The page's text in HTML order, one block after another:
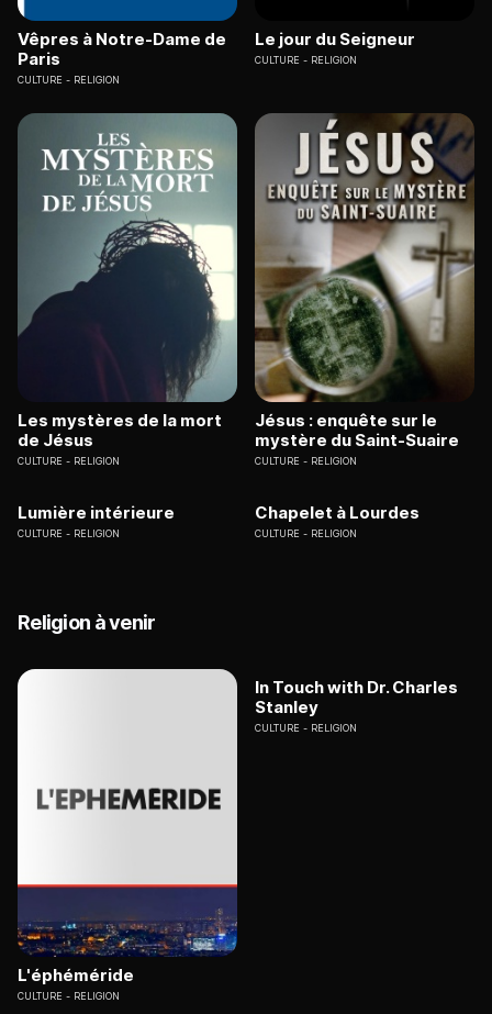
Vêpres à Notre-Dame de
Paris
CULTURE RELIGION
Le jour du Seigneur
CULTURE RELIGION
Les mystères de la mort
de Jésus
CULTURE RELIGION
Jésus : enquête sur le
mystère du Saint-Suaire
CULTURE RELIGION
Lumière intérieure
CULTURE RELIGION
Chapelet à Lourdes
CULTURE RELIGION
Religion à venir
L'éphéméride
CULTURE RELIGION
In Touch with Dr. Charles
Stanley
CULTURE RELIGION